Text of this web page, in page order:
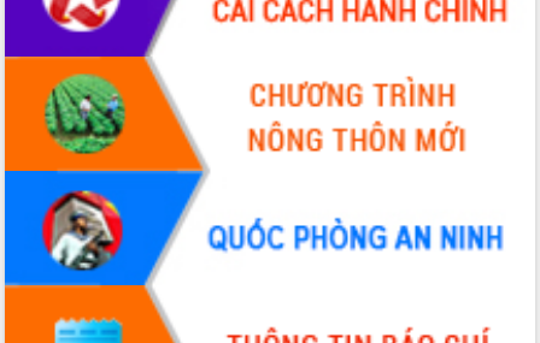
Chuyển đổi số 'mở đường' cho nông
nghiệp Đắk Lắk tăng trưởng bứt phá
Triển khai đồng bộ đo đạc, lập hồ sơ
địa chính, hoàn thiện cơ sở dữ liệu đất
Ứng dụng sinh trắc học - Bước tiến
trong hành trình chuyển đổi số tại Đắk
Đắk Lắk nâng cao hiệu quả công tác
Đảng từ Sổ tay đảng viên điện tử
Đắk Lắk đẩy mạnh nuôi biển công
nghệ, hướng tới phát triển thủy sản
bền vững